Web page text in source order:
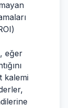
eğer
kalemi